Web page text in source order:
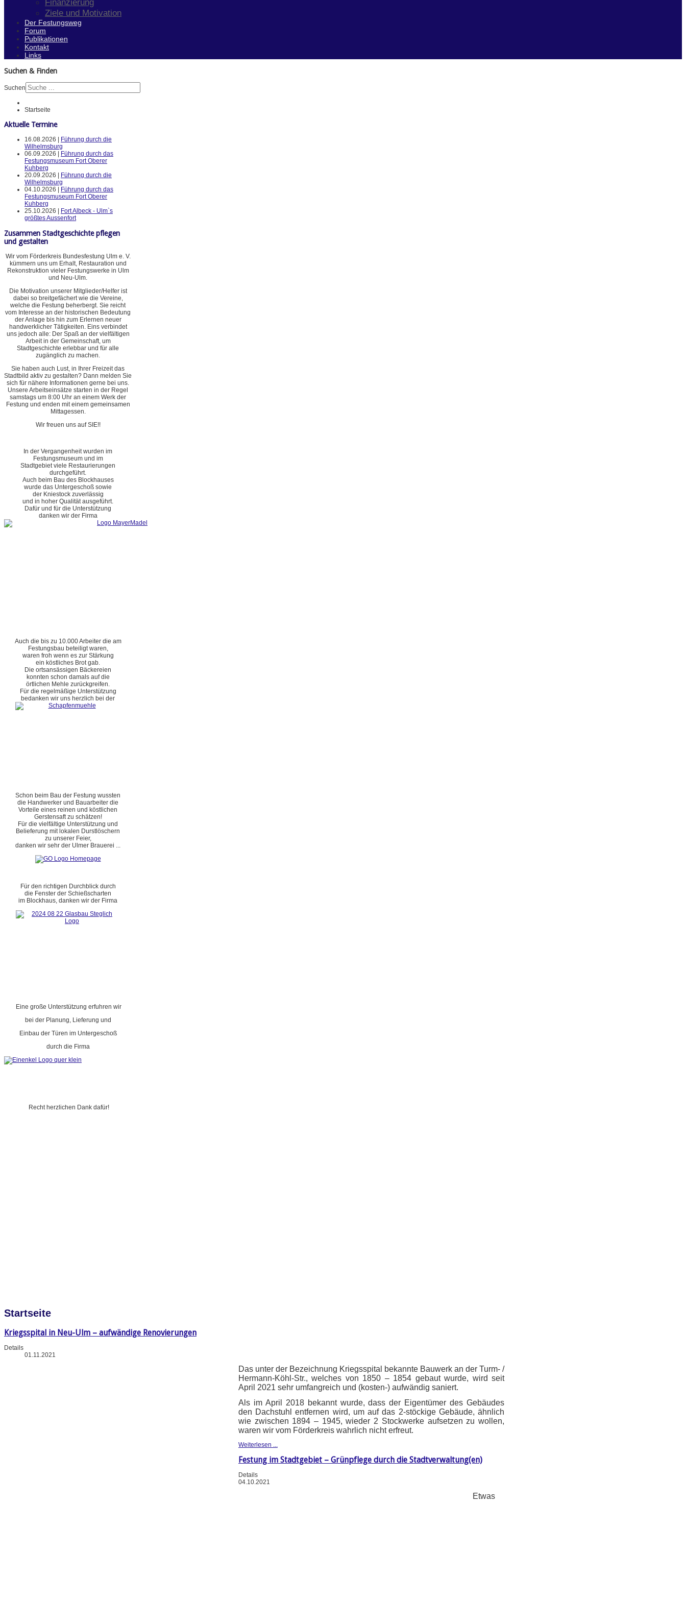
Finanzierung
Ziele und Motivation
Der Festungsweg
Forum
Publikationen
Kontakt
Links
Suchen & Finden
Suchen
Startseite
Aktuelle Termine
16.08.2026 |
Führung durch die
Wilhelmsburg
06.09.2026 |
Führung durch das
Festungsmuseum Fort Oberer
Kuhberg
20.09.2026 |
Führung durch die
Wilhelmsburg
04.10.2026 |
Führung durch das
Festungsmuseum Fort Oberer
Kuhberg
25.10.2026 |
Fort Albeck - Ulm`s
größtes Aussenfort
Zusammen Stadtgeschichte pflegen
und gestalten
Wir vom Förderkreis Bundesfestung Ulm e. V.
kümmern uns um Erhalt, Restauration und
Rekonstruktion vieler Festungswerke in Ulm
und Neu-Ulm.
Die Motivation unserer Mitglieder/Helfer ist
dabei so breitgefächert wie die Vereine,
welche die Festung beherbergt. Sie reicht
vom Interesse an der historischen Bedeutung
der Anlage bis hin zum Erlernen neuer
handwerklicher Tätigkeiten. Eins verbindet
uns jedoch alle: Der Spaß an der vielfältigen
Arbeit in der Gemeinschaft, um
Stadtgeschichte erlebbar und für alle
zugänglich zu machen.
Sie haben auch Lust, in Ihrer Freizeit das
Stadtbild aktiv zu gestalten? Dann melden Sie
sich für nähere Informationen gerne bei uns.
Unsere Arbeitseinsätze starten in der Regel
samstags um 8:00 Uhr an einem Werk der
Festung und enden mit einem gemeinsamen
Mittagessen.
Wir freuen uns auf SIE!!
In der Vergangenheit wurden im
Festungsmuseum und im
Stadtgebiet viele Restaurierungen
durchgeführt.
Auch beim Bau des Blockhauses
wurde das Untergeschoß sowie
der Kniestock zuverlässig
und in hoher Qualität ausgeführt.
Dafür und für die Unterstützung
danken wir der Firma
Auch die bis zu 10.000 Arbeiter die am
Festungsbau beteiligt waren,
waren froh wenn es zur Stärkung
ein köstliches Brot gab.
Die ortsansässigen Bäckereien
konnten schon damals auf die
örtlichen Mehle zurückgreifen.
Für die regelmäßige Unterstützung
bedanken wir uns herzlich bei der
Schon beim Bau der Festung wussten
die Handwerker und Bauarbeiter die
Vorteile eines reinen und köstlichen
Gerstensaft zu schätzen!
Für die vielfältige Unterstützung und
Belieferung mit lokalen Durstlöschern
zu unserer Feier,
danken wir sehr der Ulmer Brauerei ...
Für den richtigen Durchblick durch
die Fenster der Schießscharten
im Blockhaus, danken wir der Firma
Eine große Unterstützung erfuhren wir
bei der Planung, Lieferung und
Einbau der Türen im Untergeschoß
durch die Firma
Recht herzlichen Dank dafür!
Startseite
Kriegsspital in Neu-Ulm – aufwändige Renovierungen
Details
01.11.2021
Das unter der Bezeichnung Kriegsspital bekannte Bauwerk an der Turm- /
Hermann-Köhl-Str., welches von 1850 – 1854 gebaut wurde, wird seit
April 2021 sehr umfangreich und (kosten-) aufwändig saniert.
Als im April 2018 bekannt wurde, dass der Eigentümer des Gebäudes
den Dachstuhl entfernen wird, um auf das 2-stöckige Gebäude, ähnlich
wie zwischen 1894 – 1945, wieder 2 Stockwerke aufsetzen zu wollen,
waren wir vom Förderkreis wahrlich nicht erfreut.
Weiterlesen ...
Festung im Stadtgebiet – Grünpflege durch die Stadtverwaltung(en)
Details
04.10.2021
Etwas